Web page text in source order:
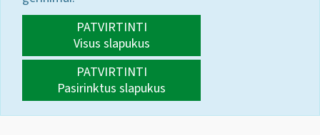
PATVIRTINTI
Visus slapukus
PATVIRTINTI
Pasirinktus slapukus